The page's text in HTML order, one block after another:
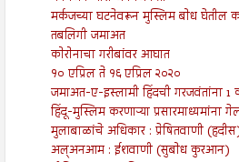
मर्कजच्या घटनेवरून मुस्लिम बोध घेतील
तबलिगी जमाअत
कोरोनाचा गरीबांवर आघात
१० एप्रिल ते १६ एप्रिल २०२०
जमाअत-ए-इस्लामी हिंदची गरजवंतांना 1
हिंदू-मुस्लिम करणाऱ्या प्रसारमाध्यमांना
मुलाबाळांचे अधिकार : प्रेषितवाणी
अल्अनआम : ईशवाणी (सुबोध कुरआन)